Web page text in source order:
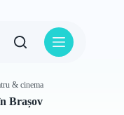
& cinema
Brașov